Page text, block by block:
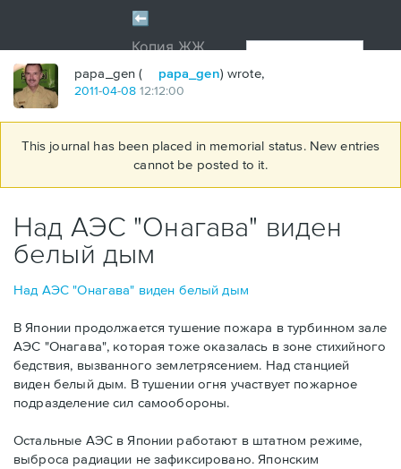
papa_gen ( papa_gen) wrote,
2011-04-08 12:12:00
This journal has been placed in memorial status. New entries
cannot be posted to it.
Над АЭС "Онагава" виден
белый дым
Над АЭС "Онагава" виден белый дым
В Японии продолжается тушение пожара в турбинном зале
АЭС "Онагава", которая тоже оказалась в зоне стихийного
бедствия, вызванного землетрясением. Над станцией
виден белый дым. В тушении огня участвует пожарное
подразделение сил самообороны.
Остальные АЭС в Японии работают в штатном режиме,
выброса радиации не зафиксировано. Японским